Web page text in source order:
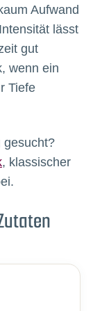
Aufwand
lässt
gut
wenn ein
Tiefe
gesucht?
, klassischer